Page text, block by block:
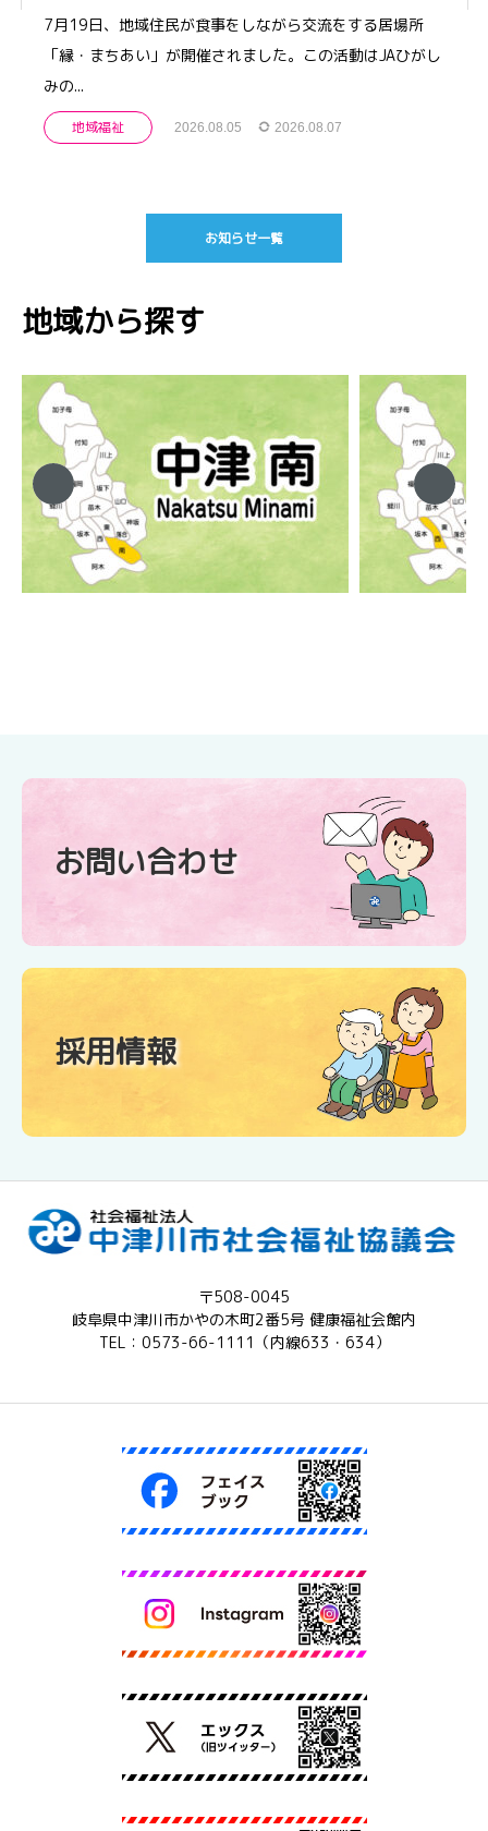
7月19日、地域住民が食事をしながら交流をする居場所
「縁・まちあい」が開催されました。この活動はJAひがし
みの...
地域福祉 2026.08.05 2026.08.07
お知らせ一覧
地域から探す
お問い合わせ
採用情報
〒508-0045
岐阜県中津川市かやの木町2番5号 健康福祉会館内
TEL：0573-66-1111（内線633・634）